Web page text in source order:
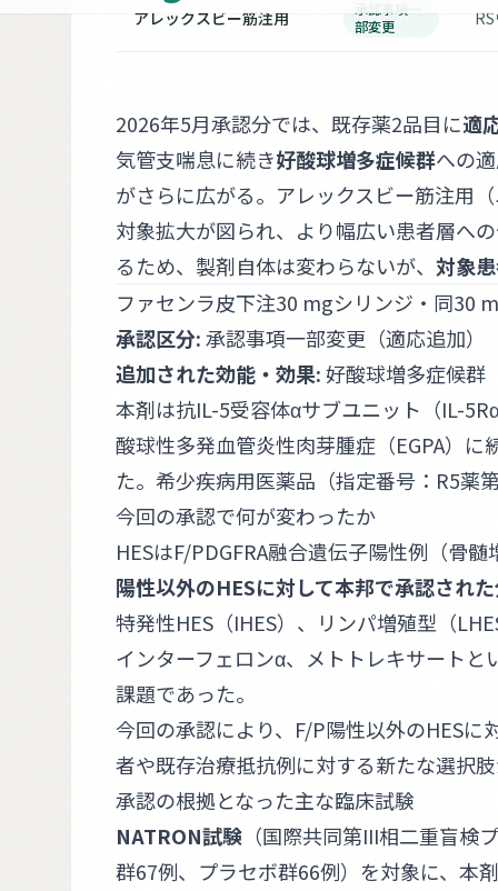
アレックスビー筋注用
承認事項一
部変更
2026年5月承認分では、既存薬2品目に適
気管支喘息に続き好酸球増多症候群への
がさらに広がる。アレックスビー筋注用
対象拡大が図られ、より幅広い患者層へ
るため、製剤自体は変わらないが、 対象
ファセンラ皮下注30 mgシリンジ・同30
承認区分:承認事項一部変更（適応追加）
追加された効能・効果:好酸球増多症候群
本剤は抗IL-5受容体αサブユニット（IL-
酸球性多発血管炎性肉芽腫症（EGPA）
た。希少疾病用医薬品（指定番号：R5薬
今回の承認で何が変わったか
HESはF/PDGFRA融合遺伝子陽性例（骨
陽性以外のHESに対して本邦で承認され
特発性HES（IHES）、リンパ増殖型（
インターフェロンα、メトトレキサート
課題であった。
今回の承認により、F/P陽性以外のHESに
者や既存治療抵抗例に対する新たな選択
承認の根拠となった主な臨床試験
NATRON試験 （国際共同第III相二重盲検
群67例、プラセボ群66例）を対象に、本